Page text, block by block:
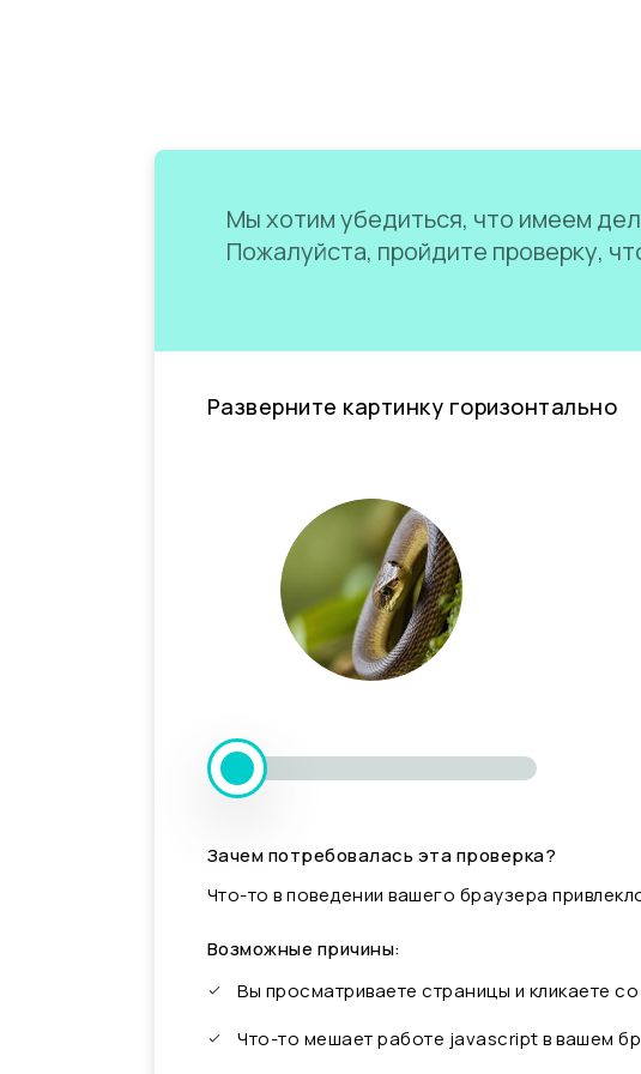
Мы хотим убедиться, что имеем
Пожалуйста, пройдите проверку,
Разверните картинку горизонтально
Зачем потребовалась эта проверка?
Что-то в поведении вашего браузера
Возможные причины:
Вы просматриваете страницы и кликаете
Что-то мешает работе javascript в вашем